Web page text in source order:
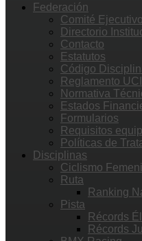
Federación
Comité Ejecutivo
Directorio
Contacto
Estatutos
Código
Reglamento UCI
Normativa
Estados
Formularios
Requisitos
Políticas de
Disciplinas
Ciclismo
Ruta
Ranking
Pista
Récords
Récords